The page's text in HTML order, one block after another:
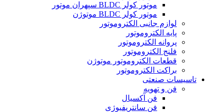
موتور کولر BLDC سپهران موتور
موتور کولر BLDC موتوژن
لوازم جانبی الکتروموتور
پایه الکتروموتور
پروانه الکتروموتور
فلنج الکتروموتور
قطعات الکتروموتور موتوژن
براکت الکتروموتور
تاسیسات صنعتی
فن و تهویه
فن آکسیال
فن سانتریفیوژی